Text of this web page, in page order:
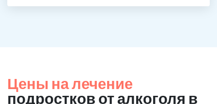
Цены на лечение
подростков от алкоголя в